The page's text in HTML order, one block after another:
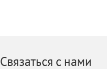
Связаться с нами